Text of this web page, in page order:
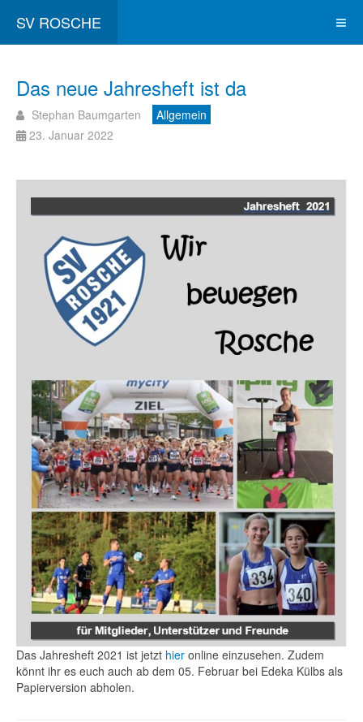
SV ROSCHE
Das neue Jahresheft ist da
Stephan Baumgarten
Allgemein
23. Januar 2022
Das Jahresheft 2021 ist jetzt hier online einzusehen. Zudem
könnt ihr es euch auch ab dem 05. Februar bei Edeka Külbs als
Papierversion abholen.